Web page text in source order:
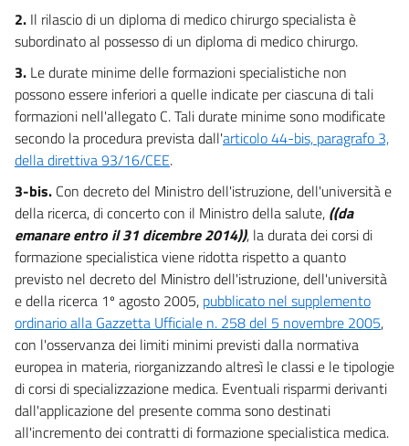
Capo VII
Disposizioni comuni
16
17
Titolo III
FORMAZIONE
Condizioni di formazione dei medici chirurghi
18
19
Titolo III
FORMAZIONE
Capo II
Condizione e formazione dei medici specialisti
20
Titolo IV
Capo I
Formazione specifica in medicina generale
21
22
2. Il rilascio di un diploma di medico chirurgo specialista è
subordinato al possesso di un diploma di medico chirurgo.
3. Le durate minime delle formazioni specialistiche non
possono essere inferiori a quelle indicate per ciascuna di tali
formazioni nell'allegato C. Tali durate minime sono modificate
secondo la procedura prevista dall'articolo 44-bis, paragrafo 3,
della direttiva 93/16/CEE.
3-bis. Con decreto del Ministro dell'istruzione, dell'università e
della ricerca, di concerto con il Ministro della salute, ((da
emanare entro il 31 dicembre 2014)), la durata dei corsi di
formazione specialistica viene ridotta rispetto a quanto
previsto nel decreto del Ministro dell'istruzione, dell'università
e della ricerca 1º agosto 2005, pubblicato nel supplemento
ordinario alla Gazzetta Ufficiale n. 258 del 5 novembre 2005,
con l'osservanza dei limiti minimi previsti dalla normativa
europea in materia, riorganizzando altresì le classi e le tipologie
di corsi di specializzazione medica. Eventuali risparmi derivanti
dall'applicazione del presente comma sono destinati
all'incremento dei contratti di formazione specialistica medica.